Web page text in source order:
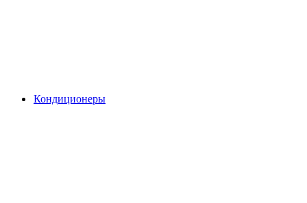
Кондиционеры